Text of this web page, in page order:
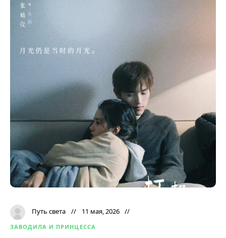
Путь света 11 мая, 2026
ЗАВОДИЛА И ПРИНЦЕССА